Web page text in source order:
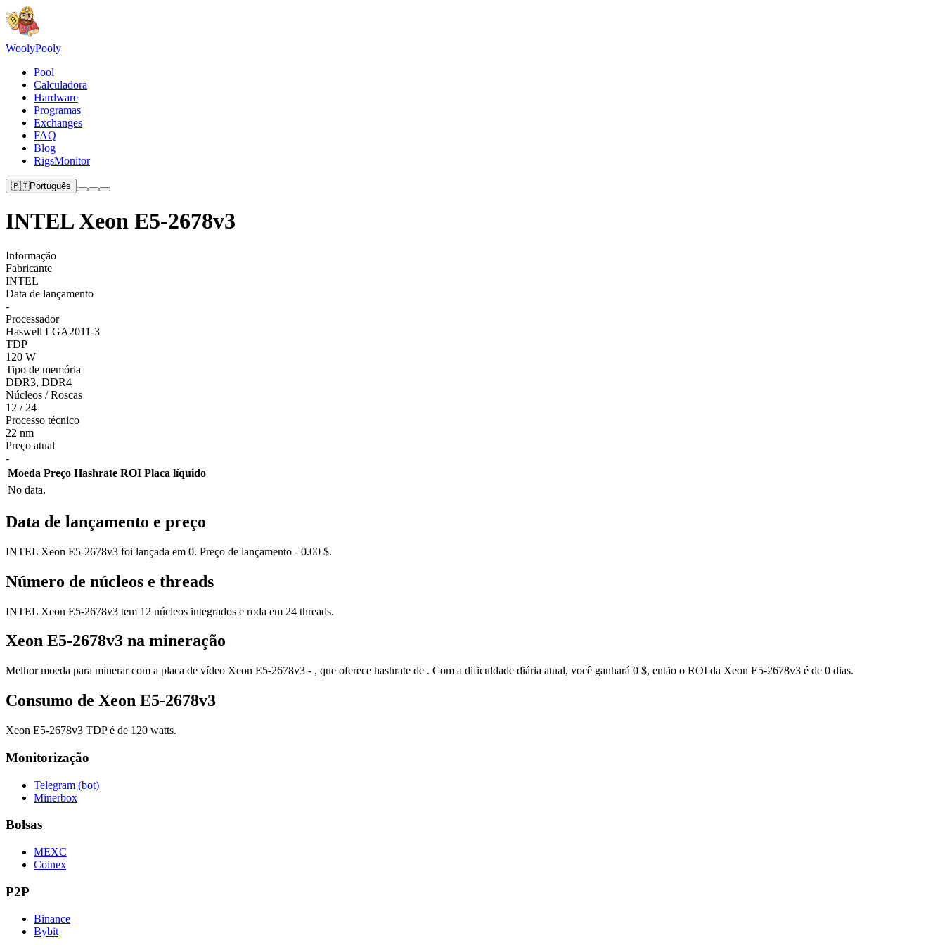
WoolyPooly
Pool
Calculadora
Hardware
Programas
Exchanges
FAQ
Blog
RigsMonitor
🇵🇹Português
INTEL Xeon E5-2678v3
Informação
Fabricante
INTEL
Data de lançamento
-
Processador
Haswell LGA2011-3
TDP
120 W
Tipo de memória
DDR3, DDR4
Núcleos / Roscas
12 / 24
Processo técnico
22 nm
Preço atual
-
Moeda Preço Hashrate ROI Placa líquido
No data.
Data de lançamento e preço
INTEL Xeon E5-2678v3 foi lançada em 0. Preço de lançamento - 0.00 $.
Número de núcleos e threads
INTEL Xeon E5-2678v3 tem 12 núcleos integrados e roda em 24 threads.
Xeon E5-2678v3 na mineração
Melhor moeda para minerar com a placa de vídeo Xeon E5-2678v3 - , que oferece hashrate de . Com a dificuldade diária atual, você ganhará 0 $, então o ROI da Xeon E5-2678v3 é de 0 dias.
Consumo de Xeon E5-2678v3
Xeon E5-2678v3 TDP é de 120 watts.
Monitorização
Telegram (bot)
Minerbox
Bolsas
MEXC
Coinex
P2P
Binance
Bybit